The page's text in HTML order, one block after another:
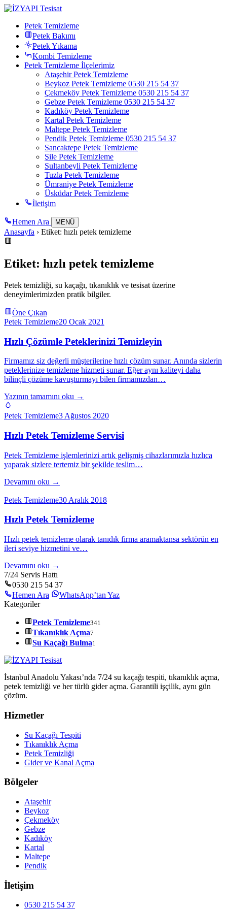
Petek Temizleme
Petek Bakımı
Petek Yıkama
Kombi Temizleme
Petek Temizleme İlçelerimiz
Ataşehir Petek Temizleme
Beykoz Petek Temizleme 0530 215 54 37
Çekmeköy Petek Temizleme 0530 215 54 37
Gebze Petek Temizleme 0530 215 54 37
Kadıköy Petek Temizleme
Kartal Petek Temizleme
Maltepe Petek Temizleme
Pendik Petek Temizleme 0530 215 54 37
Sancaktepe Petek Temizleme
Şile Petek Temizleme
Sultanbeyli Petek Temizleme
Tuzla Petek Temizleme
Ümraniye Petek Temizleme
Üsküdar Petek Temizleme
İletişim
Hemen Ara MENÜ
Anasayfa › Etiket: hızlı petek temizleme
Etiket: hızlı petek temizleme
Petek temizliği, su kaçağı, tıkanıklık ve tesisat üzerine
deneyimlerimizden pratik bilgiler.
Öne Çıkan
Petek Temizleme20 Ocak 2021
Hızlı Çözümle Peteklerinizi Temizleyin
Firmamız siz değerli müşterilerine hızlı çözüm sunar. Anında sizlerin
peteklerinize temizleme hizmeti sunar. Eğer aynı kaliteyi daha
bilinçli çözüme kavuşturmayı bilen firmamızdan…
Yazının tamamını oku →
Petek Temizleme3 Ağustos 2020
Hızlı Petek Temizleme Servisi
Petek Temizleme işlemlerinizi artık gelişmiş cihazlarımızla hızlıca
yaparak sizlere tertemiz bir şekilde teslim…
Devamını oku →
Petek Temizleme30 Aralık 2018
Hızlı Petek Temizleme
Hızlı petek temizleme olarak tanıdık firma aramaktansa sektörün en
ileri seviye hizmetini ve…
Devamını oku →
7/24 Servis Hattı
0530 215 54 37
Hemen Ara
WhatsApp’tan Yaz
Kategoriler
Petek Temizleme341
Tıkanıklık Açma7
Su Kaçağı Bulma1
İstanbul Anadolu Yakası’nda 7/24 su kaçağı tespiti, tıkanıklık açma,
petek temizliği ve her türlü gider açma. Garantili işçilik, aynı gün
çözüm.
Hizmetler
Su Kaçağı Tespiti
Tıkanıklık Açma
Petek Temizliği
Gider ve Kanal Açma
Bölgeler
Ataşehir
Beykoz
Çekmeköy
Gebze
Kadıköy
Kartal
Maltepe
Pendik
İletişim
0530 215 54 37